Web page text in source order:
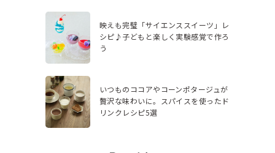
映えも完璧「サイエンススイーツ」レ
シピ♪子どもと楽しく実験感覚で作ろ
う
いつものココアやコーンポタージュが
贅沢な味わいに。スパイスを使ったド
リンクレシピ5選